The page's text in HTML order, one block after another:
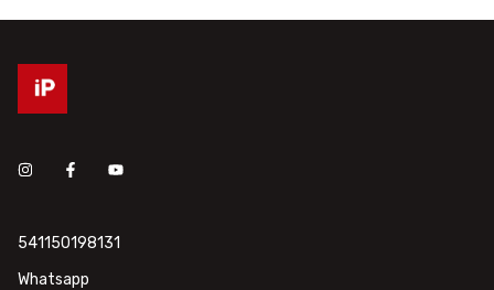
541150198131
Whatsapp